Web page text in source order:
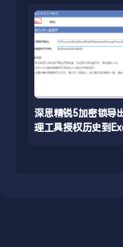
深思精锐5加密锁导
理工具授权历史到